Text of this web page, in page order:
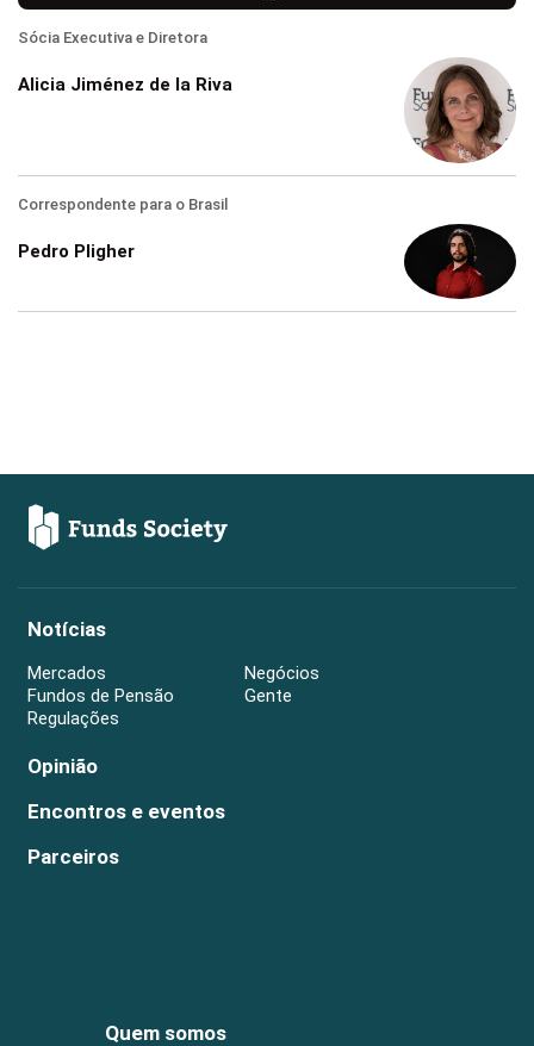
Sócia Executiva e Diretora
Alicia Jiménez de la Riva
Correspondente para o Brasil
Pedro Pligher
Notícias
Mercados
Negócios
Fundos de Pensão
Gente
Regulações
Opinião
Encontros e eventos
Parceiros
Quem somos